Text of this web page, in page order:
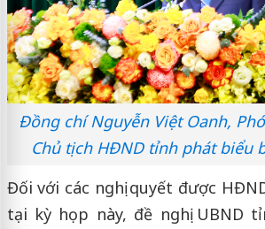
Đồng chí Nguyễn Việt Oanh,
Chủ tịch HĐND tỉnh phát biểu
Đối với các nghị quyết được
tại kỳ họp này, đề nghị UBND